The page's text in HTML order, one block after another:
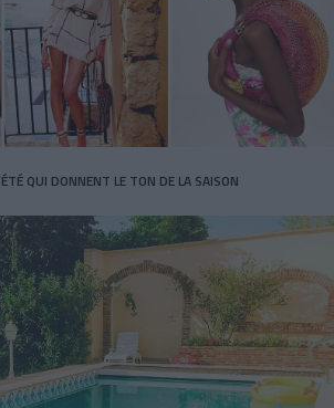
QUI DONNENT LE TON DE LA SAISON